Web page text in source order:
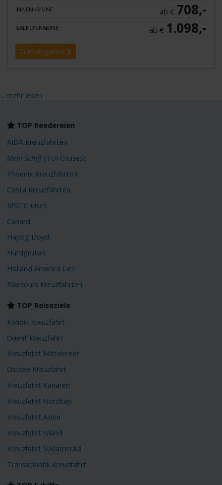
INNENKABINE ab € 708,-
BALKONKABINE ab € 1.098,-
Zum Angebot
... mehr lesen
TOP Reedereien
AIDA Kreuzfahrten
Mein Schiff(TUI Cruises)
Phoenix Kreuzfahrten
Costa Kreuzfahrten
MSC Cruises
Cunard
Hapag Lloyd
Hurtigruten
Holland America Line
Plantours Kreuzfahrten
TOP Reiseziele
Karibik Kreuzfahrt
Orient Kreuzfahrt
Kreuzfahrt Mittelmeer
Ostsee Kreuzfahrt
Kreuzfahrt Kanaren
Kreuzfahrt Nordkap
Kreuzfahrt Asien
Kreuzfahrt Island
Kreuzfahrt Südamerika
Transatlantik Kreuzfahrt